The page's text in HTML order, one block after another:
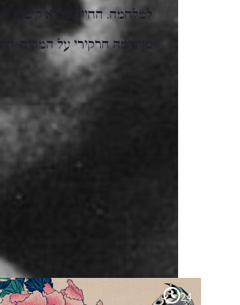
למלחמה. החיילים לא קיבלו
מישימה חרקירי על המקום.
מבית-
24